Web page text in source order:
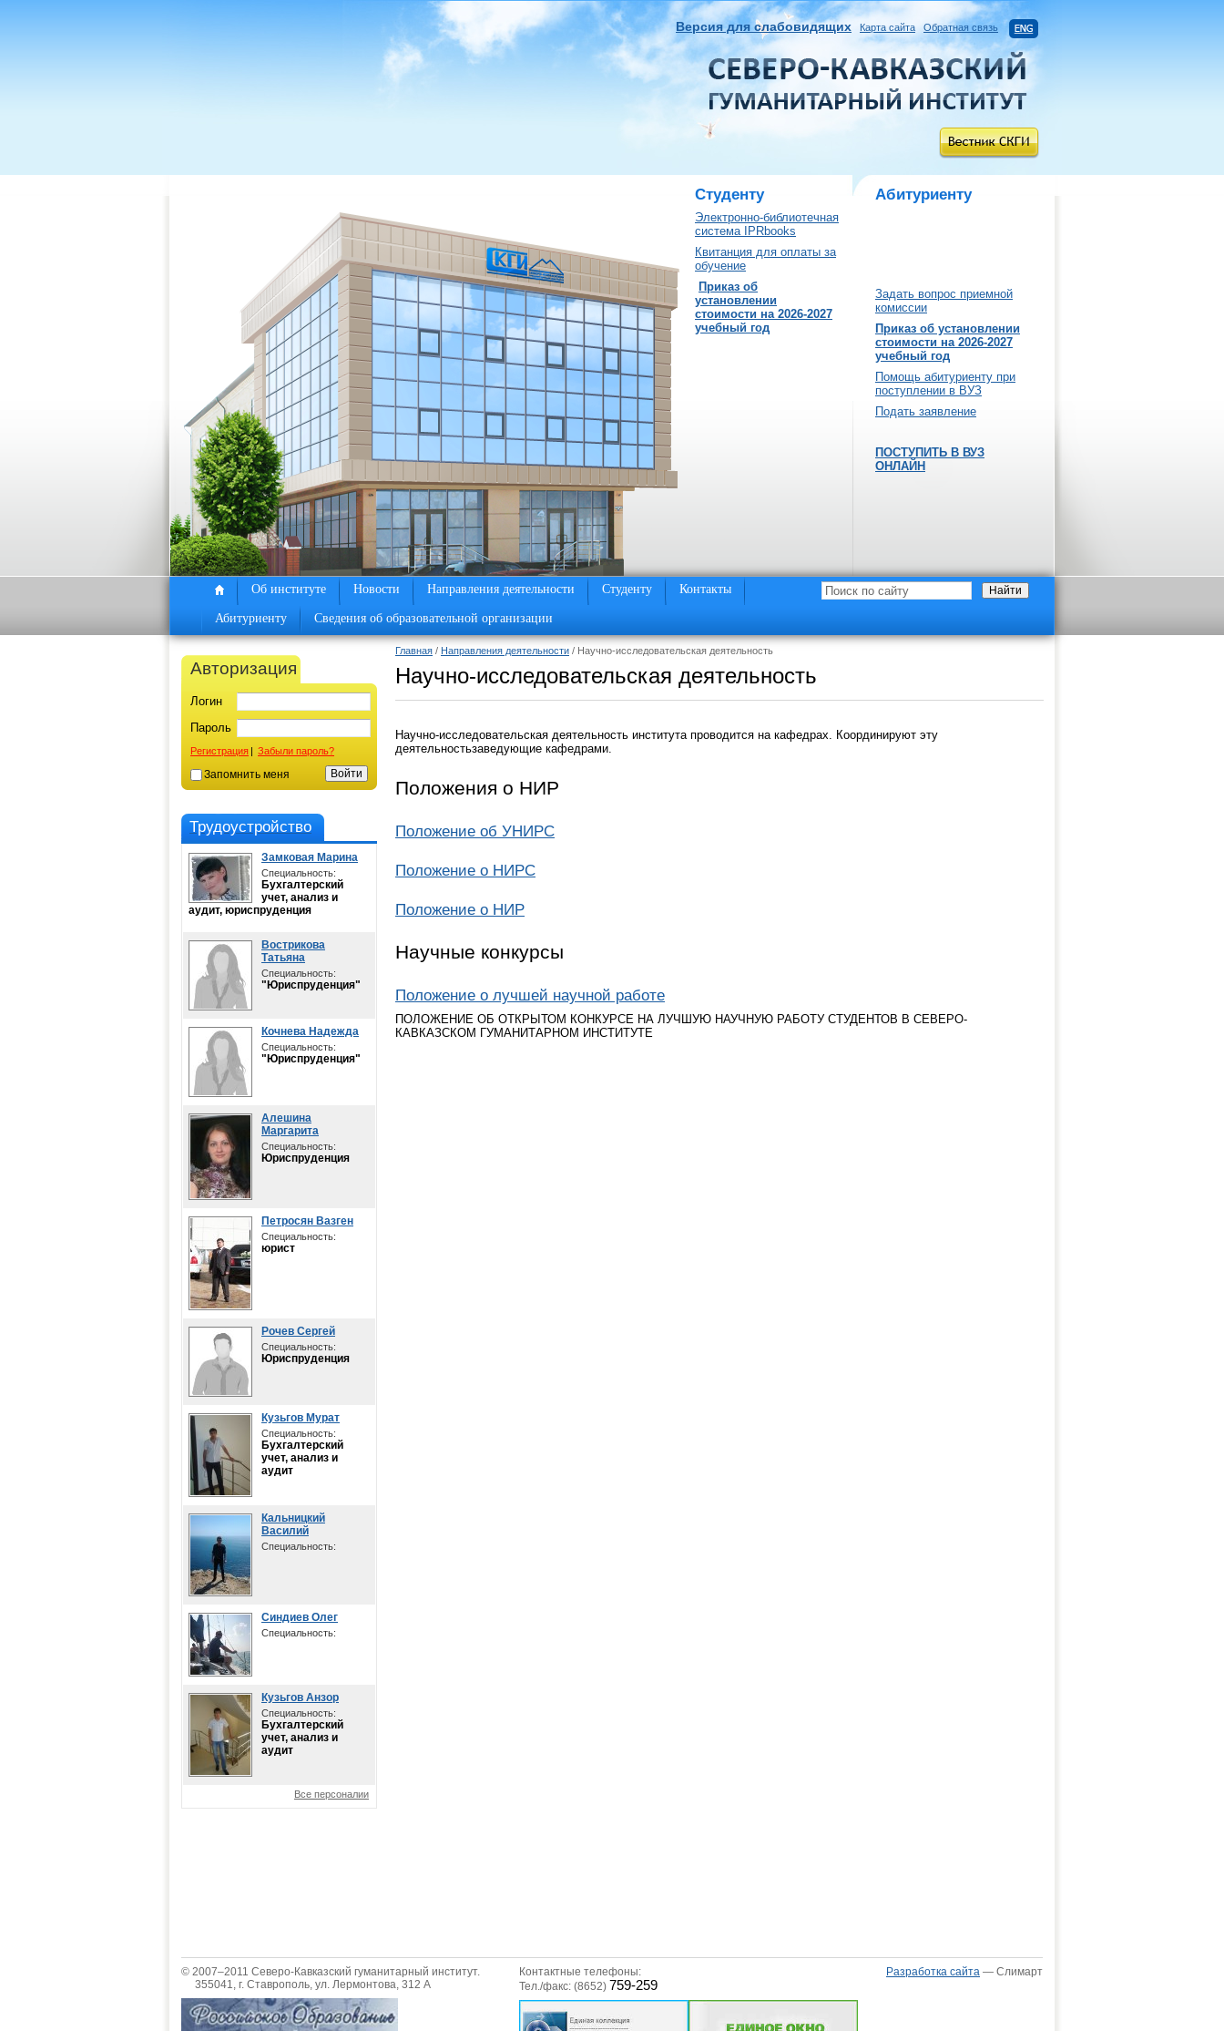
Версия для слабовидящих Карта сайта Обратная связь
Студенту
Электронно-библиотечная
система IPRbooks
Квитанция для оплаты за
обучение
Приказ об
установлении
стоимости на 2026-2027
учебный год
Абитуриенту
Задать вопрос приемной
комиссии
Приказ об установлении
стоимости на 2026-2027
учебный год
Помощь абитуриенту при
поступлении в ВУЗ
Подать заявление
ПОСТУПИТЬ В ВУЗ
ОНЛАЙН
Об институте Новости Направления деятельности Студенту Контакты
Абитуриенту Сведения об образовательной организации
Авторизация
Логин
Пароль
Регистрация | Забыли пароль?
Запомнить меня
Трудоустройство
Замковая Марина
Специальность:
Бухгалтерский
учет, анализ и
аудит, юриспруденция
Вострикова
Татьяна
Специальность:
"Юриспруденция"
Кочнева Надежда
Специальность:
"Юриспруденция"
Алешина
Маргарита
Специальность:
Юриспруденция
Петросян Вазген
Специальность:
юрист
Рочев Сергей
Специальность:
Юриспруденция
Кузьгов Мурат
Специальность:
Бухгалтерский
учет, анализ и
аудит
Кальницкий
Василий
Специальность:
Синдиев Олег
Специальность:
Кузьгов Анзор
Специальность:
Бухгалтерский
учет, анализ и
аудит
Все персоналии
Главная / Направления деятельности / Научно-исследовательская деятельность
Научно-исследовательская деятельность
Научно-исследовательская деятельность института проводится на кафедрах. Координируют эту
деятельностьзаведующие кафедрами.
Положения о НИР
Положение об УНИРС
Положение о НИРС
Положение о НИР
Научные конкурсы
Положение о лучшей научной работе
ПОЛОЖЕНИЕ ОБ ОТКРЫТОМ КОНКУРСЕ НА ЛУЧШУЮ НАУЧНУЮ РАБОТУ СТУДЕНТОВ В СЕВЕРО-
КАВКАЗСКОМ ГУМАНИТАРНОМ ИНСТИТУТЕ
Разработка сайта — Слимарт
© 2007–2011 Северо-Кавказский гуманитарный институт.
355041, г. Ставрополь, ул. Лермонтова, 312 А
Контактные телефоны:
Тел./факс: (8652) 759-259